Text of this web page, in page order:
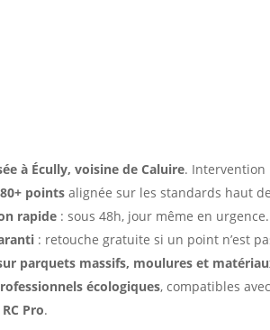
à Écully, voisine de Caluire. Intervention
points alignée sur les standards haut
rapide : sous 48h, jour même en urgence.
: retouche gratuite si un point n’est
parquets massifs, moulures et
écologiques, compatibles
Pro.